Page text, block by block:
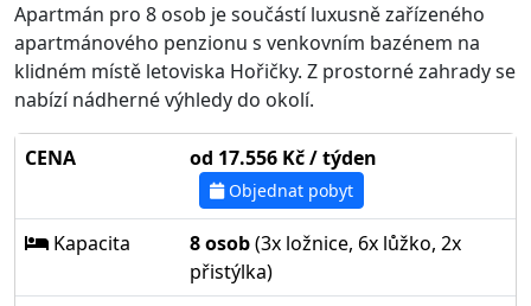
Apartmán pro 8 osob je součástí luxusně zařízeného
apartmánového penzionu s venkovním bazénem na
klidném místě letoviska Hořičky. Z prostorné zahrady se
nabízí nádherné výhledy do okolí.
CENA od 17.556 Kč / týden
Objednat pobyt
Kapacita 8 osob(3x ložnice, 6x lůžko, 2x
přistýlka)